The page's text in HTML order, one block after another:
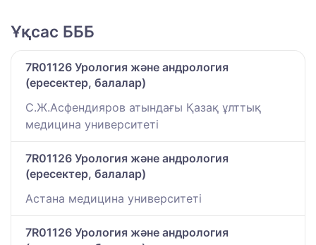
Ұқсас БББ
7R01126 Урология және андрология
(ересектер, балалар)
С.Ж.Асфендияров атындағы Қазақ ұлттық
медицина университеті
7R01126 Урология және андрология
(ересектер, балалар)
Астана медицина университеті
7R01126 Урология және андрология